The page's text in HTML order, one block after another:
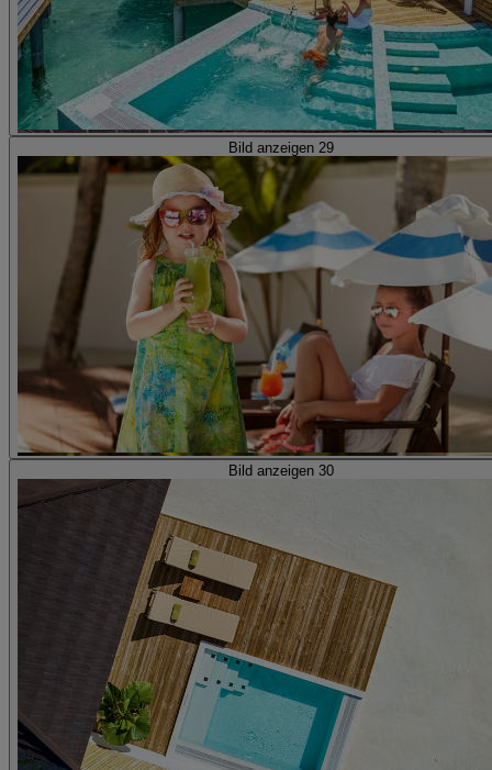
Bild anzeigen 29
Bild anzeigen 30